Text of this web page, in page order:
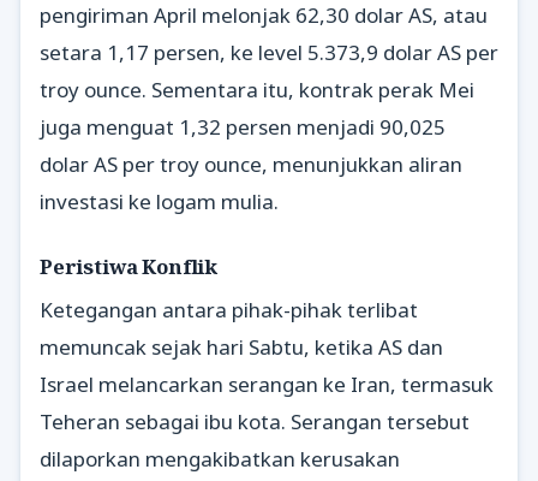
pengiriman April melonjak 62,30 dolar AS, atau
setara 1,17 persen, ke level 5.373,9 dolar AS per
troy ounce. Sementara itu, kontrak perak Mei
juga menguat 1,32 persen menjadi 90,025
dolar AS per troy ounce, menunjukkan aliran
investasi ke logam mulia.
Peristiwa Konflik
Ketegangan antara pihak-pihak terlibat
memuncak sejak hari Sabtu, ketika AS dan
Israel melancarkan serangan ke Iran, termasuk
Teheran sebagai ibu kota. Serangan tersebut
dilaporkan mengakibatkan kerusakan